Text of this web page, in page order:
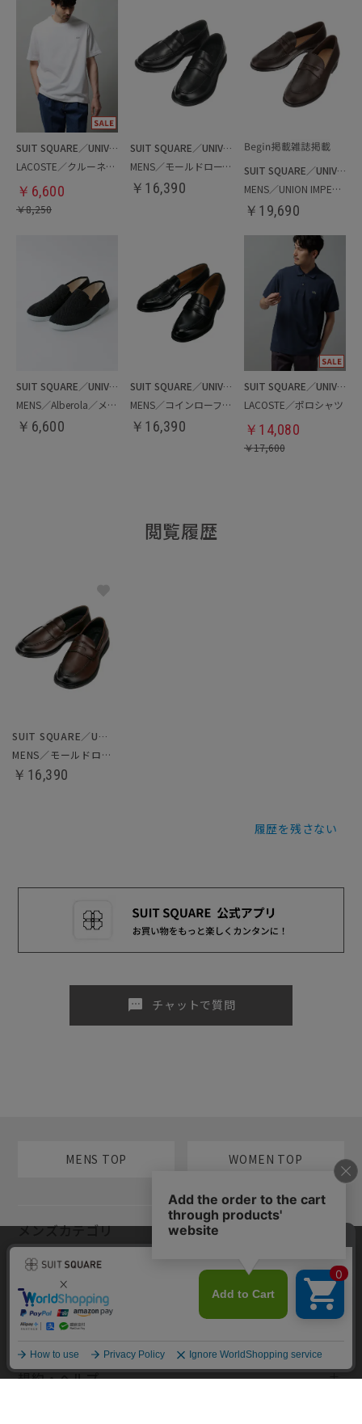
SUIT SQUARE／UNIVERSAL LANGUAGE
LACOSTE／クルーネックTシャツ
￥ 6,600
￥8,250
SUIT SQUARE／UNIVERSAL LANGUAGE
MENS／モールドローファー
￥ 16,390
SUIT SQUARE／UNIVERSAL LANGUAGE
MENS／UNION IMPERIAL監修／コインローファー
￥ 19,690
SUIT SQUARE／UNIVERSAL LANGUAGE
MENS／Alberola／メッシュスリッポン
￥ 6,600
SUIT SQUARE／UNIVERSAL LANGUAGE
MENS／コインローファー
￥ 16,390
SUIT SQUARE／UNIVERSAL LANGUAGE
LACOSTE／ポロシャツ
￥ 14,080
￥17,600
閲覧履歴
SUIT SQUARE／UNIVERSAL LANGUAGE
MENS／モールドローファー
￥16,390
履歴を残さない
sms チャットで質問
MENS TOP WOMEN TOP
メンズカテゴリ
レディースカテゴリ
コンテンツ
規約・ヘルプ
当サイトでは利用体験の向上およびコンテンツの最適な提供、トラフィ
ックの分析を目的としてCookieを使用しています。サイトの閲覧を継続
された場合、Cookieの利用に同意したものといたします。詳細について
はプライバシーポリシー をご確認ください。
同意して閉じる